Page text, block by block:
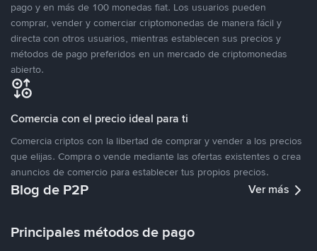
pago y en más de 100 monedas fiat. Los usuarios pueden
comprar, vender y comerciar criptomonedas de manera fácil y
directa con otros usuarios, mientras establecen sus precios y
métodos de pago preferidos en un mercado de criptomonedas
abierto.
Comercia con el precio ideal para ti
Comercia criptos con la libertad de comprar y vender a los precios
que elijas. Compra o vende mediante las ofertas existentes o crea
anuncios de comercio para establecer tus propios precios.
Blog de P2P Ver más
Principales métodos de pago